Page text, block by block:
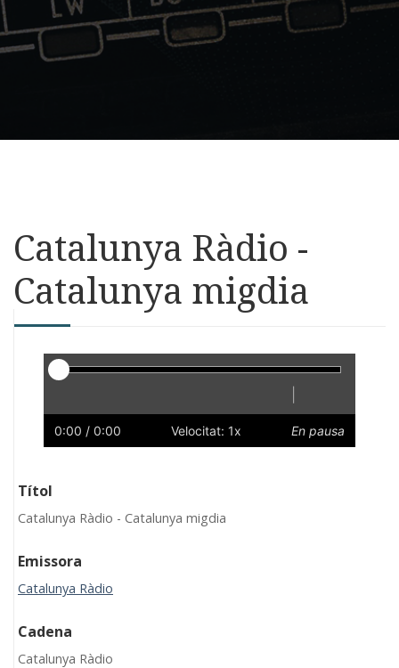
Catalunya Ràdio -
Catalunya migdia
Reproductor
Lent
0:00 / 0:00 Velocitat: 1x En pausa
Títol
Catalunya Ràdio - Catalunya migdia
Emissora
Catalunya Ràdio
Cadena
Catalunya Ràdio